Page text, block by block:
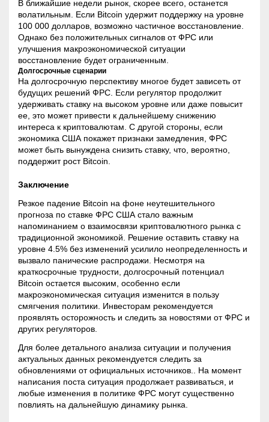
В ближайшие недели рынок, скорее всего, останется
волатильным. Если Bitcoin удержит поддержку на уровне
100 000 долларов, возможно частичное восстановление.
Однако без положительных сигналов от ФРС или
улучшения макроэкономической ситуации
восстановление будет ограниченным.
Долгосрочные сценарии
На долгосрочную перспективу многое будет зависеть от
будущих решений ФРС. Если регулятор продолжит
удерживать ставку на высоком уровне или даже повысит
ее, это может привести к дальнейшему снижению
интереса к криптовалютам. С другой стороны, если
экономика США покажет признаки замедления, ФРС
может быть вынуждена снизить ставку, что, вероятно,
поддержит рост Bitcoin.
Заключение
Резкое падение Bitcoin на фоне неутешительного
прогноза по ставке ФРС США стало важным
напоминанием о взаимосвязи криптовалютного рынка с
традиционной экономикой. Решение оставить ставку на
уровне 4.5% без изменений усилило неопределенность и
вызвало панические распродажи. Несмотря на
краткосрочные трудности, долгосрочный потенциал
Bitcoin остается высоким, особенно если
макроэкономическая ситуация изменится в пользу
смягчения политики. Инвесторам рекомендуется
проявлять осторожность и следить за новостями от ФРС и
других регуляторов.
Для более детального анализа ситуации и получения
актуальных данных рекомендуется следить за
обновлениями от официальных источников.. На момент
написания поста ситуация продолжает развиваться, и
любые изменения в политике ФРС могут существенно
повлиять на дальнейшую динамику рынка.